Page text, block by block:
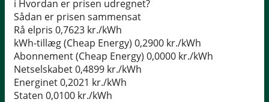
i Hvordan er prisen udregnet?
Sådan er prisen sammensat
Rå elpris 0,7623 kr./kWh
kWh-tillæg (Cheap Energy) 0,2900 kr./kWh
Abonnement (Cheap Energy) 0,0000 kr./kWh
Netselskabet0,4899 kr./kWh
Energinet0,2021 kr./kWh
Staten 0,0100 kr./kWh